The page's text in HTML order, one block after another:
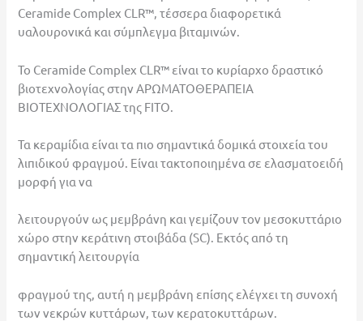
Ceramide Complex CLR™, τέσσερα διαφορετικά
υαλουρονικά και σύμπλεγμα βιταμινών.
Το Ceramide Complex CLR™ είναι το κυρίαρχο δραστικό
βιοτεχνολογίας στην ΑΡΩΜΑΤΟΘΕΡΑΠΕΙΑ
ΒΙΟΤΕΧΝΟΛΟΓΙΑΣ της FITO.
Τα κεραμίδια είναι τα πιο σημαντικά δομικά στοιχεία του
λιπιδικού φραγμού. Είναι τακτοποιημένα σε ελασματοειδή
μορφή για να
λειτουργούν ως μεμβράνη και γεμίζουν τον μεσοκυττάριο
χώρο στην κεράτινη στοιβάδα (SC). Εκτός από τη
σημαντική λειτουργία
φραγμού της, αυτή η μεμβράνη επίσης ελέγχει τη συνοχή
των νεκρών κυττάρων, των κερατοκυττάρων.